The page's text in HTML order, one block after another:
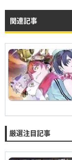
関連記事
厳選注目記事